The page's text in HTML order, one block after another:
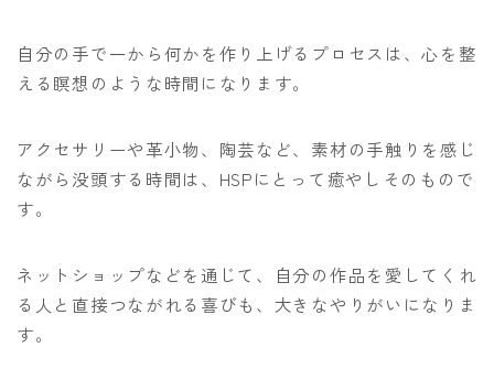
自分の手で一から何かを作り上げるプロセスは、心を整
える瞑想のような時間になります。
アクセサリーや革小物、陶芸など、素材の手触りを感じ
ながら没頭する時間は、HSPにとって癒やしそのもので
す。
ネットショップなどを通じて、自分の作品を愛してくれ
る人と直接つながれる喜びも、大きなやりがいになりま
す。